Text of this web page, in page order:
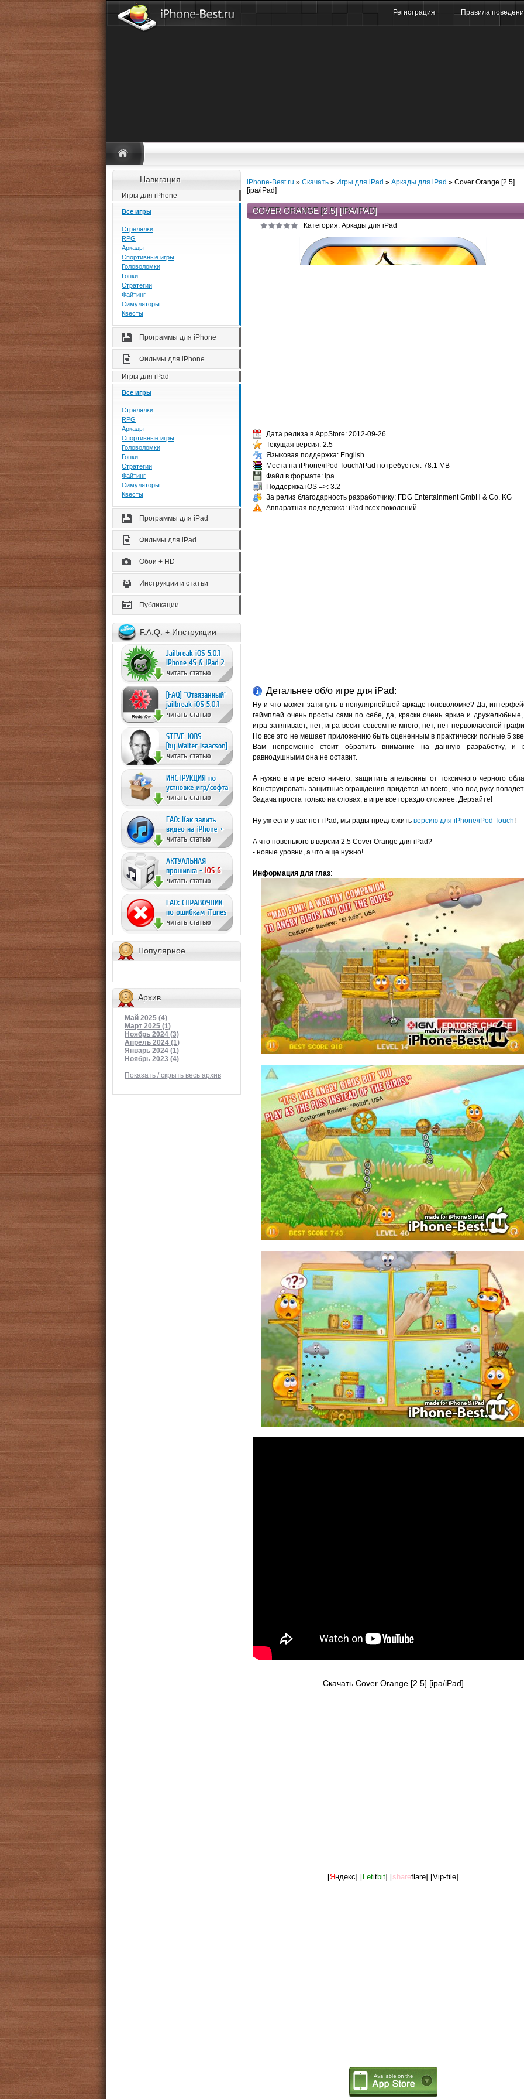
Регистрация Правила
Навигация
Игры для iPhone
Все игры
Стрелялки
RPG
Аркады
Спортивные игры
Головоломки
Гонки
Стратегии
Файтинг
Симуляторы
Квесты
Программы для iPhone
Фильмы для iPhone
Игры для iPad
Все игры
Стрелялки
RPG
Аркады
Спортивные игры
Головоломки
Гонки
Стратегии
Файтинг
Симуляторы
Квесты
Программы для iPad
Фильмы для iPad
Обои + HD
Инструкции и статьи
Публикации
F.A.Q. + Инструкции
Популярное
Архив
Май 2025 (4)
Март 2025 (1)
Ноябрь 2024 (3)
Апрель 2024 (1)
Январь 2024 (1)
Ноябрь 2023 (4)
Показать / скрыть весь архив
iPhone-Best.ru » Скачать » Игры для iPad » Аркады для iPad » Cover Orange [2.5]
[ipa/iPad]
COVER ORANGE [2.5] [IPA/IPAD]
Категория: Аркады для iPad
Дата релиза в AppStore: 2012-09-26
Текущая версия: 2.5
Языковая поддержка: English
Места на iPhone/iPod Touch/iPad потребуется: 78.1 MB
Файл в формате: ipa
Поддержка iOS =>: 3.2
За релиз благодарность разработчику: FDG Entertainment GmbH & Co. KG
Аппаратная поддержка: iPad всех поколений
Детальнее об/о игре для iPad:
Ну и что может затянуть в популярнейшей аркаде-головоломке? Да,
геймплей очень просты сами по себе, да, краски очень яркие и
игра затягивает, нет, игра весит совсем не много, нет, нет первоклассной
Но все это не мешает приложению быть оцененным в практически полные 5
Вам непременно стоит обратить внимание на данную разработку, и
равнодушными она не оставит.
А нужно в игре всего ничего, защитить апельсины от токсичного черного
Конструировать защитные ограждения придется из всего, что под руку
Задача проста только на словах, в игре все гораздо сложнее. Дерзайте!
Ну уж если у вас нет iPad, мы рады предложить версию для iPhone/iPod Touch!
А что новенького в версии 2.5 Cover Orange для iPad?
- новые уровни, а что еще нужно!
Информация для глаз:
Скачать Cover Orange [2.5] [ipa/iPad]
[Яндекс] [Letitbit] [shareflare] [Vip-file]